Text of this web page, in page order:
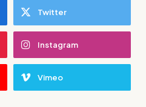
Twitter
Instagram
Vimeo